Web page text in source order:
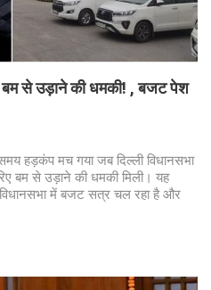
बम से उड़ाने की धमकी! , बजट पेश
हड़कंप मच गया जब दिल्ली विधानसभा
बम से उड़ाने की धमकी मिली। यह
में बजट सत्र चल रहा है और